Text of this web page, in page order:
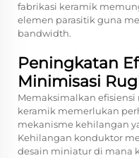
fabrikasi keramik
elemen parasitik guna
bandwidth.
Peningkatan
Minimisasi
Memaksimalkan
keramik memerlukan
mekanisme kehilangan
Kehilangan konduktor
desain miniatur di mana